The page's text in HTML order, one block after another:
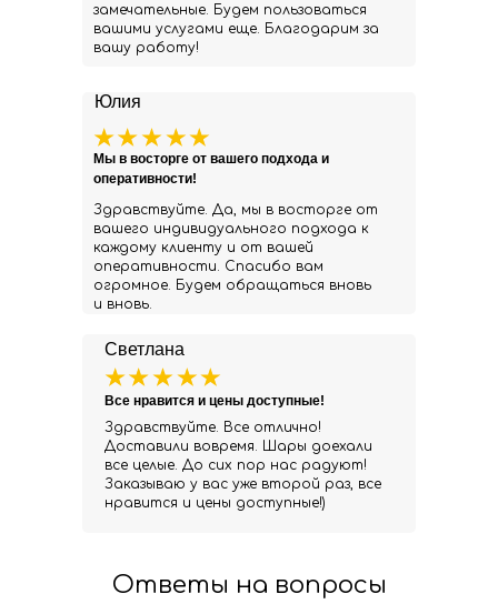
Юлия
Здравствуйте. Да, мы в восторге от
вашего индивидуального подхода к
каждому клиенту и от вашей
оперативности. Спасибо вам
огромное. Будем обращаться вновь
и вновь.
Мы в восторге от вашего подхода и
оперативности!
Светлана
Здравствуйте. Все отлично!
Доставили вовремя. Шары доехали
все целые. До сих пор нас радуют!
Заказываю у вас уже второй раз, все
нравится и цены доступные!)
Все нравится и цены доступные!
замечательные. Будем пользоваться
вашими услугами еще. Благодарим за
вашу работу!
Ответы на вопросы